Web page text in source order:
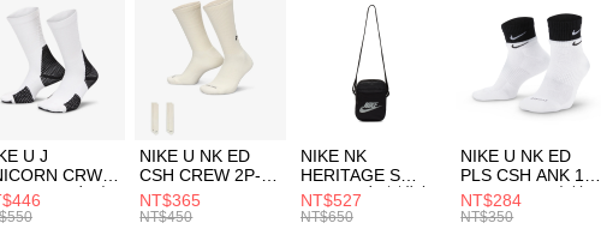
３．安心：先確認
【「AFTEE先享後
１．於結帳方式選
付」結帳頁面，進
２．訂單成立數日
３．收到繳費通知
／ATM／網路銀行
※ 請注意：結帳手
絡購買商品的店家。
先享後付繳納相關費
每筆NT$100，滿
每筆NT$100，滿
付款後門市自取
每筆NT$100，滿
U J
CRW
-160 男女 中
FZ3393100
NIKE U NK ED
CSH CREW 2P-
144 EMBRDY 男
女 短統襪
NT$365
NT$450
NIKE NK
HERITAGE S
SMIT 男女 側背包
BA5871010
NT$527
NT$650
NIKE U NK ED
PLS CSH ANK 1P
144 DBL 男 中統
襪 DH4058104
NT$284
NT$350